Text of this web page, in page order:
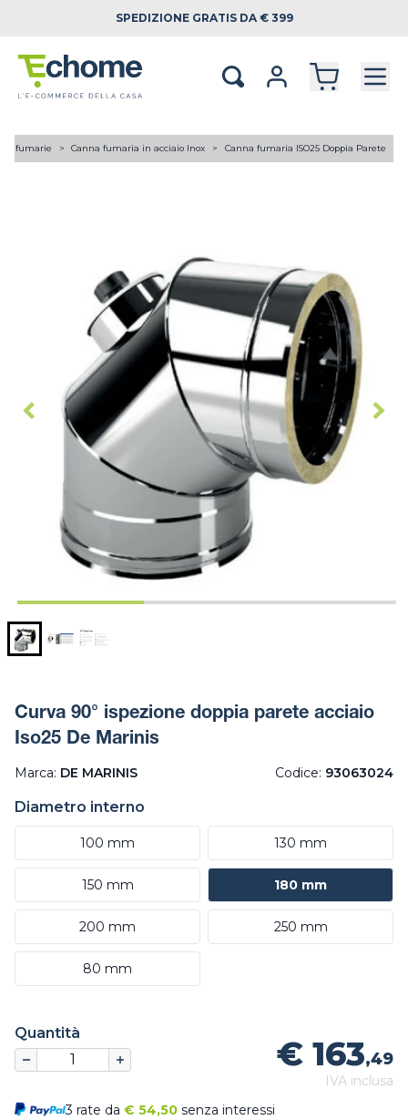
SPEDIZIONE GRATIS DA € 399
fumarie Canna fumaria in acciaio Inox Canna fumaria ISO25 Doppia Parete
Curva 90° ispezione doppia parete acciaio
Iso25 De Marinis
Marca: DE MARINIS Codice: 93063024
Diametro interno
100 mm 130 mm
150 mm 180 mm
200 mm 250 mm
80 mm
Quantità
€ 163,49
IVA inclusa
3 rate da € 54,50 senza interessi